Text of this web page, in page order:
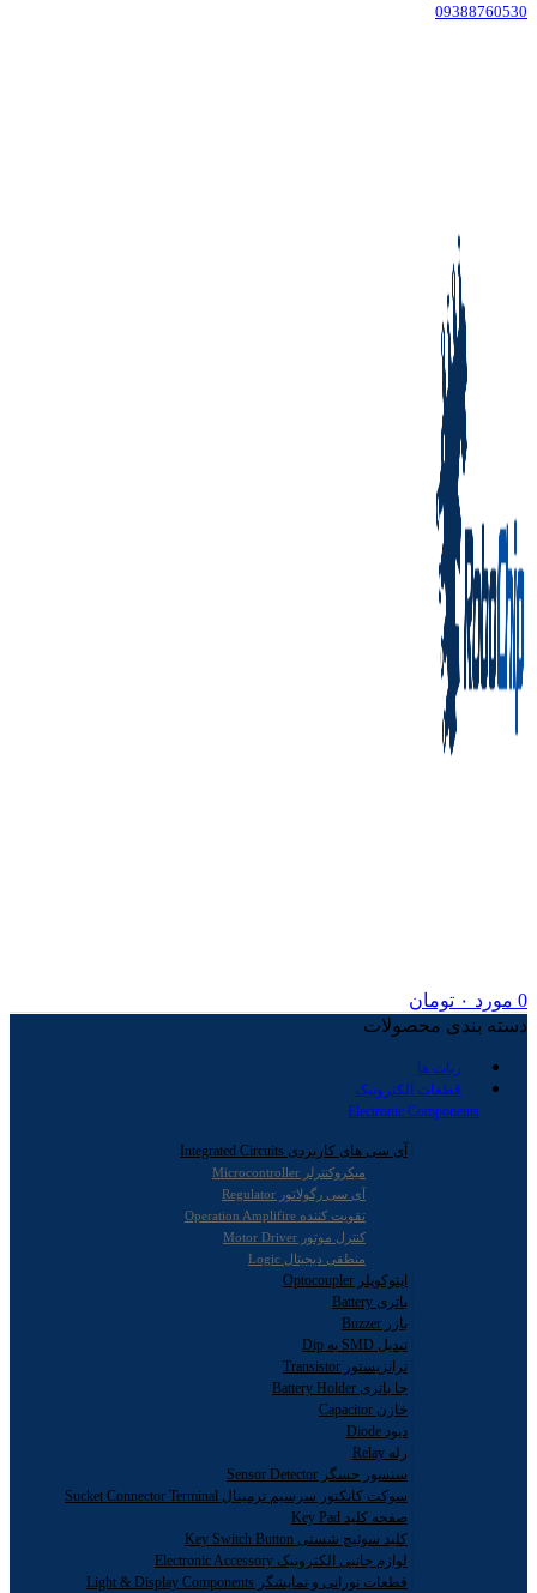
09388760530
0 مورد ۰ تومان
دسته بندی محصولات
ربات ها
قطعات الکترونیک
Electronic Components
آی سی های کاربردی Integrated Circuits
میکروکنترلر Microcontroller
آی سی رگولاتور Regulator
تقویت کننده Operation Amplifire
کنترل موتور Motor Driver
منطقی دیجیتال Logic
اپتوکوپلر Optocoupler
باتری Battery
بازر Buzzer
تبدیل SMD به Dip
ترانزیستور Transistor
جا باتری Battery Holder
خازن Capacitor
دیود Diode
رله Relay
سنسور حسگر Sensor Detector
سوکت کانکتور سرسیم ترمینال Sucket Connector Terminal
صفحه کلید Key Pad
کلید سوئیچ شستی Key Switch Button
لوازم جانبی الکترونیک Electronic Accessory
قطعات نورانی و نمایشگر Light & Display Components